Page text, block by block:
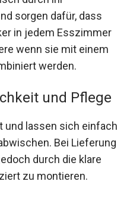
sorgen dafür, dass
in jedem Esszimmer
wenn sie mit einem
werden.
und Pflege
und lassen sich einfach
Bei Lieferung
durch die klare
zu montieren.